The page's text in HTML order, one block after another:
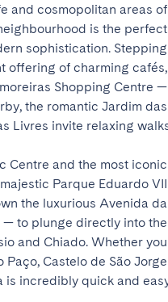
and cosmopolitan areas of
is the perfect
sophistication. Stepping
offering of charming cafés,
Shopping Centre —
the romantic Jardim das
Centre and the most iconic
Parque Eduardo VII
the luxurious Avenida da
to plunge directly into the
and Chiado. Whether you
Castelo de São Jorge